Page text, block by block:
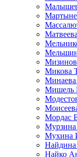
Микова
Мишель
Мордас
Мухина
Найдина
Найко